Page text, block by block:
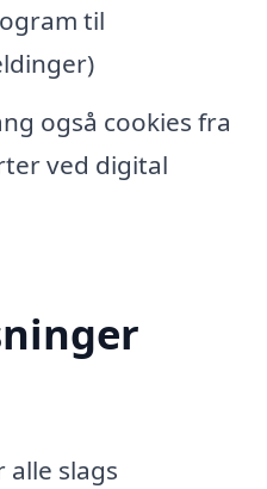
til
også cookies fra
ved digital
slags